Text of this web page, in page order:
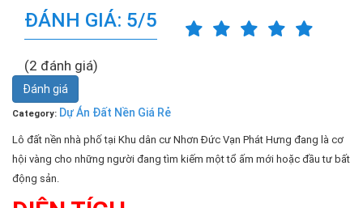
ĐÁNH GIÁ: 5/5
(2 đánh giá)
Đánh giá
Category: Dự Án Đất Nền Giá Rẻ
Lô đất nền nhà phố tại Khu dân cư Nhơn Đức Vạn Phát Hưng đang là cơ
hội vàng cho những người đang tìm kiếm một tổ ấm mới hoặc đầu tư bất
động sản.